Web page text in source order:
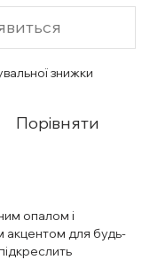
знижки
Порівняти
опалом і
акцентом для будь-